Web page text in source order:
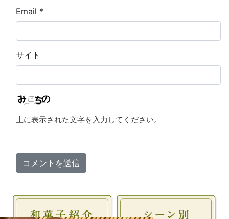
Email *
サイト
上に表示された文字を入力してください。